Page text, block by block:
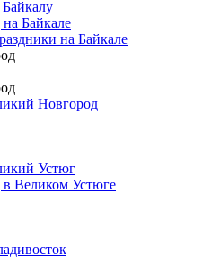
Байкале
на Байкале
Новгород
Устюг
Великом Устюге